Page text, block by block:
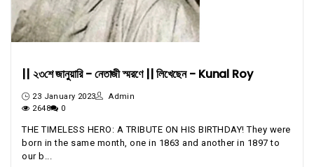
|| ২৩শে জানুয়ারি - নেতাজী স্মরণে || লিখেছেন - Kunal Roy
23 January 2023
Admin
2648
0
THE TIMELESS HERO: A TRIBUTE ON HIS BIRTHDAY! They were
born in the same month, one in 1863 and another in 1897 to
our b...